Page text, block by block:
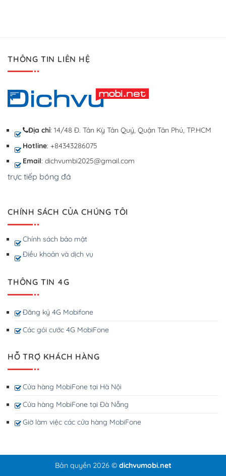
THÔNG TIN LIÊN HỆ
Địa chỉ: 14/48 Đ. Tân Kỳ Tân Quý, Quận Tân Phú, TP.HCM
Hotline: +84343286075
Email: dichvumbi2025@gmail.com
trực tiếp bóng đá
CHÍNH SÁCH CỦA CHÚNG TÔI
Chính sách bảo mật
Điều khoản và dịch vụ
THÔNG TIN 4G
Đăng ký 4G Mobifone
Các gói cước 4G MobiFone
HỖ TRỢ KHÁCH HÀNG
Cửa hàng MobiFone tại Hà Nội
Cửa hàng MobiFone tại Đà Nẵng
Giờ làm việc các cửa hàng MobiFone
Bản quyền 2026 © dichvumobi.net